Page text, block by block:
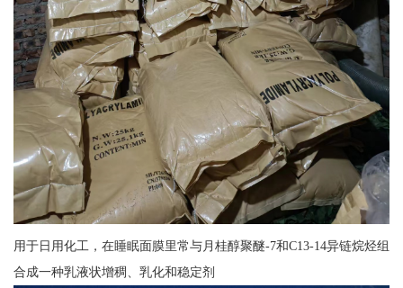
用于日用化工，在睡眠面膜里常与月桂醇聚醚-7和C13-14异链烷烃组
合成一种乳液状增稠、乳化和稳定剂